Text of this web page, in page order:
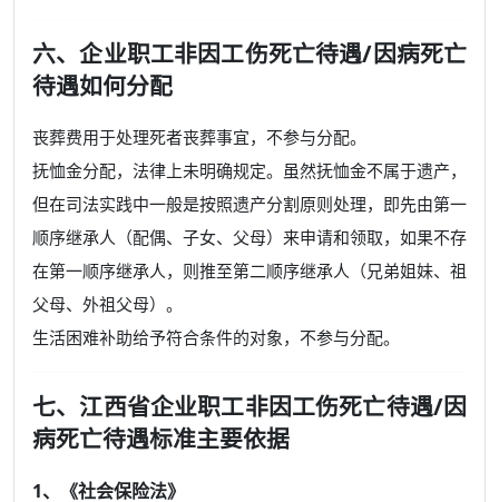
六、企业职工非因工伤死亡待遇/因病死亡
待遇如何分配
丧葬费用于处理死者丧葬事宜，不参与分配。
抚恤金分配，法律上未明确规定。虽然抚恤金不属于遗产，
但在司法实践中一般是按照遗产分割原则处理，即先由第一
顺序继承人（配偶、子女、父母）来申请和领取，如果不存
在第一顺序继承人，则推至第二顺序继承人（兄弟姐妹、祖
父母、外祖父母）。
生活困难补助给予符合条件的对象，不参与分配。
七、江西省企业职工非因工伤死亡待遇/因
病死亡待遇标准主要依据
1、《社会保险法》